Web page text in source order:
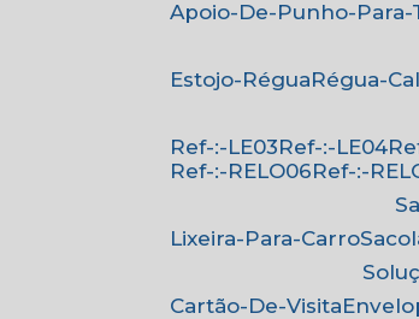
Apoio-De-Punho-
Estojo-Régua
Régua-
Ref-:-LE03
Ref-:-LE04
Ref-:-RELO06
Ref-:-
Lixeira-Para-Carro
Cartão-De-Visita